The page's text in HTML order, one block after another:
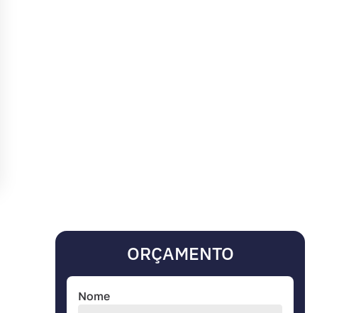
ORÇAMENTO
Nome